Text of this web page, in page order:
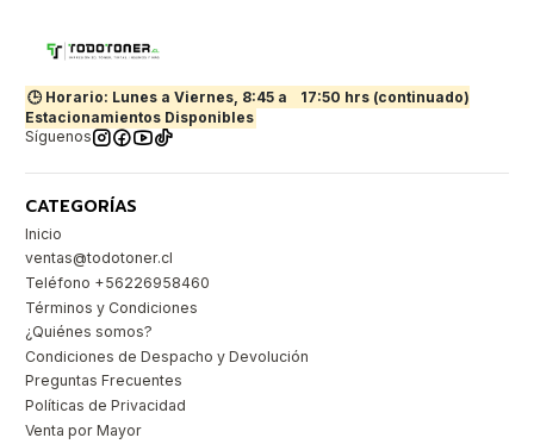
🕒 Horario: Lunes a Viernes, 8:45 a
17:50 hrs (continuado)
Estacionamientos Disponibles
Síguenos
CATEGORÍAS
Inicio
ventas@todotoner.cl
Teléfono +56226958460
Términos y Condiciones
¿Quiénes somos?
Condiciones de Despacho y Devolución
Preguntas Frecuentes
Políticas de Privacidad
Venta por Mayor